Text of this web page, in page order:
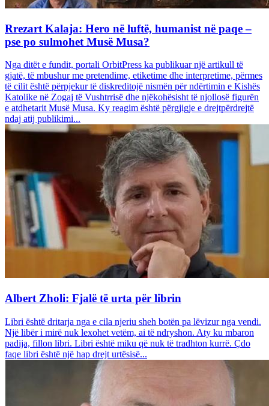
Rrezart Kalaja: Hero në luftë, humanist në paqe –
pse po sulmohet Musë Musa?
Nga ditët e fundit, portali OrbitPress ka publikuar një artikull të
gjatë, të mbushur me pretendime, etiketime dhe interpretime, përmes
të cilit është përpjekur të diskreditojë nismën për ndërtimin e Kishës
Katolike në Zogaj të Vushtrrisë dhe njëkohësisht të njollosë figurën
e atdhetarit Musë Musa. Ky reagim është përgjigje e drejtpërdrejtë
ndaj atij publikimi...
Albert Zholi: Fjalë të urta për librin
Libri është dritarja nga e cila njeriu sheh botën pa lëvizur nga vendi.
Një libër i mirë nuk lexohet vetëm, ai të ndryshon. Aty ku mbaron
padija, fillon libri. Libri është miku që nuk të tradhton kurrë. Çdo
faqe libri është një hap drejt urtësisë...